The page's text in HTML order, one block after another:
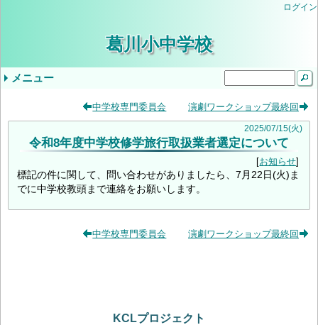
ログイン
葛川小中学校
メニュー
学校生活
いじめ防止基本方針（中学校）
年間行事予定
令和8年度年間行事予定
気象警報発表時/災害発生時の臨時休業等の判
断基準
9月5日（金）の授業について
学校評価
令和6年度学校評価
令和7年度学校評価
当サイトについて
入学を希望されるみなさま
学校公開の実施について（ご案内）
教育しが
第２回学校公開日（R9入学希望者向）
交通安全教室
逃走歩中
プール学習
すくすく算数
志賀お話の会
小学３・４年やまのこ学習・中学1年ふるさと
体験学習
すくすく算数
創立記念授業
紅葉祭
小学校 (30)
中学校 (98)
生徒会 (5)
葛川小中日記 (94)
年間計画 (2)
いじめ防止基本方針 (1)
地域 (7)
PTA (3)
お知らせ (7)
入学式 (3)
給食 (2)
(none) (157)
中学校専門委員会 演劇ワークショップ最終回
2025/07/15(火)
令和8年度中学校修学旅行取扱業者選定について
お知らせ
標記の件に関して、問い合わせがありましたら、7月22日(火)ま
でに中学校教頭まで連絡をお願いします。
中学校専門委員会 演劇ワークショップ最終回
KCLプロジェクト